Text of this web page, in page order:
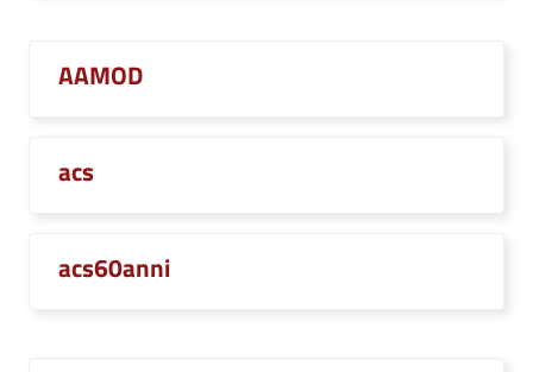
AAMOD
acs
acs60anni